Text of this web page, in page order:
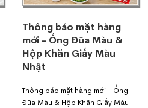
Thông báo mặt hàng
mới - Ống Đũa Màu &
Hộp Khăn Giấy Màu
Nhật
Thông báo mặt hàng mới - Ống
Đũa Màu & Hộp Khăn Giấy Màu